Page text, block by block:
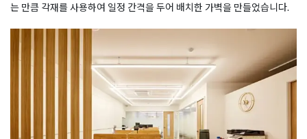
는 만큼 각재를 사용하여 일정 간격을 두어 배치한 가벽을 만들었습니다.